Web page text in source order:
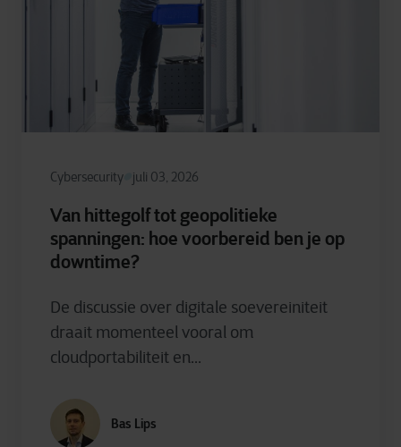
Cybersecurity juli 03, 2026
Van hittegolf tot geopolitieke
spanningen: hoe voorbereid ben je op
downtime?
De discussie over digitale soevereiniteit
draait momenteel vooral om
cloudportabiliteit en...
Bas Lips